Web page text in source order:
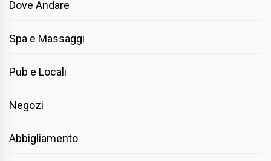
Dove Andare
Spa e Massaggi
Pub e Locali
Negozi
Abbigliamento